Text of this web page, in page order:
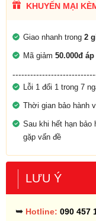
KHUYẾN MẠI
Giao nhanh trong 2
Mã giảm 50.000đ
Lỗi 1 đổi 1 trong 7
Thời gian bảo hành
Sau khi hết hạn bảo
gặp vấn đề
LƯU Ý
➥ Hotline: 090 457